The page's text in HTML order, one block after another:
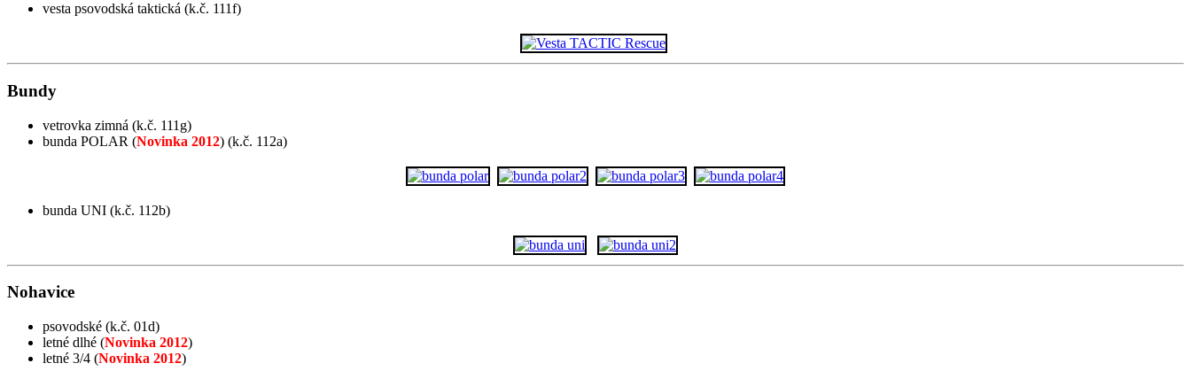
vesta psovodská taktická (k.č. 111f)
Bundy
vetrovka zimná (k.č. 111g)
bunda POLAR (Novinka 2012) (k.č. 112a)
bunda UNI (k.č. 112b)
Nohavice
psovodské (k.č. 01d)
letné dlhé (Novinka 2012)
letné 3/4 (Novinka 2012)